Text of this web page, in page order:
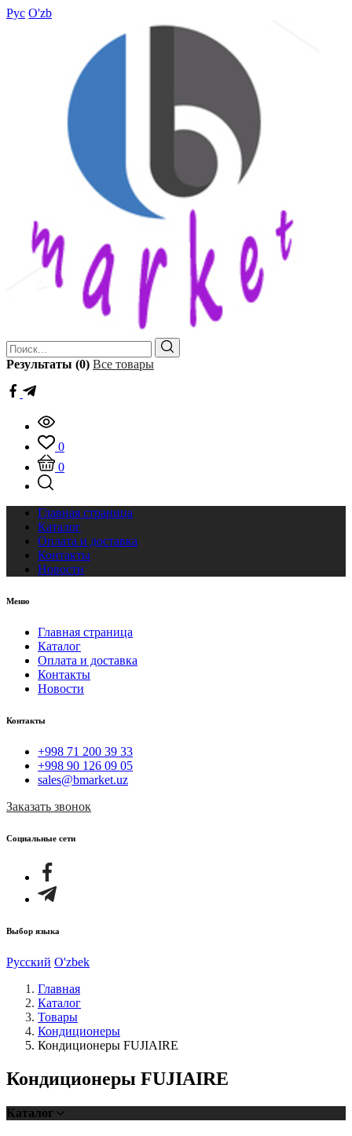
Рус O'zb
Результаты (0) Все товары
0
0
Главная страница
Каталог
Оплата и доставка
Контакты
Новости
Меню
Главная страница
Каталог
Оплата и доставка
Контакты
Новости
Контакты
+998 71 200 39 33
+998 90 126 09 05
sales@bmarket.uz
Заказать звонок
Социальные сети
Выбор языка
Русский O'zbek
Главная
Каталог
Товары
Кондиционеры
Кондиционеры FUJIAIRE
Кондиционеры FUJIAIRE
Каталог